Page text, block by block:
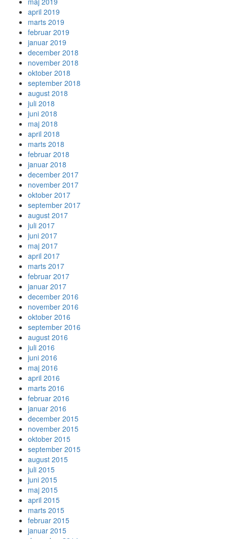
april 2019
marts 2019
februar 2019
januar 2019
december 2018
november 2018
oktober 2018
september 2018
august 2018
juli 2018
juni 2018
maj 2018
april 2018
marts 2018
februar 2018
januar 2018
december 2017
november 2017
oktober 2017
september 2017
august 2017
juli 2017
juni 2017
maj 2017
april 2017
marts 2017
februar 2017
januar 2017
december 2016
november 2016
oktober 2016
september 2016
august 2016
juli 2016
juni 2016
maj 2016
april 2016
marts 2016
februar 2016
januar 2016
december 2015
november 2015
oktober 2015
september 2015
august 2015
juli 2015
juni 2015
maj 2015
april 2015
marts 2015
februar 2015
januar 2015